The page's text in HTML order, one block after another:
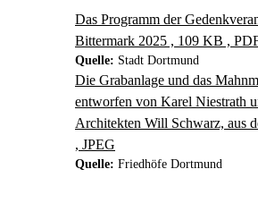
Das Programm der
Bittermark 2025 , 109 KB ,
Quelle: Stadt Dortmund
Die Grabanlage und das
entworfen von Karel Niestrath
Architekten Will Schwarz, aus
, JPEG
Quelle: Friedhöfe Dortmund